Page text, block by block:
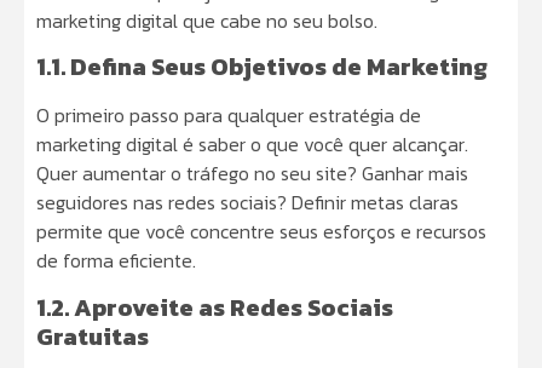
marketing digital que cabe no seu bolso.
1.1. Defina Seus Objetivos de Marketing
O primeiro passo para qualquer estratégia de
marketing digital é saber o que você quer alcançar.
Quer aumentar o tráfego no seu site? Ganhar mais
seguidores nas redes sociais? Definir metas claras
permite que você concentre seus esforços e recursos
de forma eficiente.
1.2. Aproveite as Redes Sociais
Gratuitas